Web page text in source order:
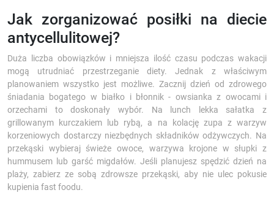
Jak zorganizować posiłki na diecie
antycellulitowej?
Duża liczba obowiązków i mniejsza ilość czasu podczas wakacji
mogą utrudniać przestrzeganie diety. Jednak z właściwym
planowaniem wszystko jest możliwe. Zacznij dzień od zdrowego
śniadania bogatego w białko i błonnik - owsianka z owocami i
orzechami to doskonały wybór. Na lunch lekka sałatka z
grillowanym kurczakiem lub rybą, a na kolację zupa z warzyw
korzeniowych dostarczy niezbędnych składników odżywczych. Na
przekąski wybieraj świeże owoce, warzywa krojone w słupki z
hummusem lub garść migdałów. Jeśli planujesz spędzić dzień na
plaży, zabierz ze sobą zdrowsze przekąski, aby nie ulec pokusie
kupienia fast foodu.